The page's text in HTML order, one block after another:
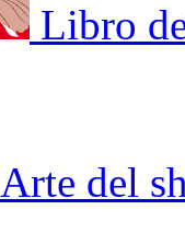
Libro
Arte del